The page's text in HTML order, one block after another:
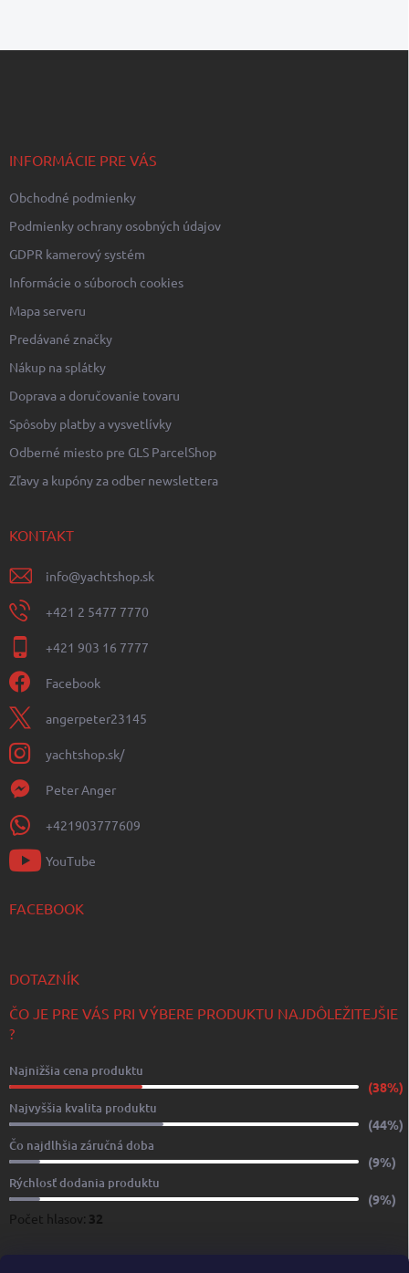
INFORMÁCIE PRE VÁS
Obchodné podmienky
Podmienky ochrany osobných údajov
GDPR kamerový systém
Informácie o súboroch cookies
Mapa serveru
Predávané značky
Nákup na splátky
Doprava a doručovanie tovaru
Spôsoby platby a vysvetlívky
Odberné miesto pre GLS ParcelShop
Zľavy a kupóny za odber newslettera
KONTAKT
info@yachtshop.sk
+421 2 5477 7770
+421 903 16 7777
Facebook
angerpeter23145
yachtshop.sk/
Peter Anger
+421903777609
YouTube
FACEBOOK
DOTAZNÍK
ČO JE PRE VÁS PRI VÝBERE PRODUKTU NAJDÔLEŽITEJŠIE
?
Najnižšia cena produktu
(38%)
Najvyššia kvalita produktu
(44%)
Čo najdlhšia záručná doba
(9%)
Rýchlosť dodania produktu
(9%)
Počet hlasov: 32